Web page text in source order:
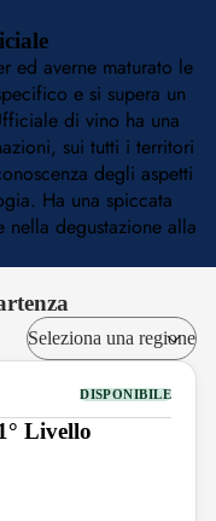
ed averne maturato le
e si supera un
di vino ha una
sui tutti i territori
degli aspetti
Ha una spiccata
degustazione alla
DISPONIBILE
Livello